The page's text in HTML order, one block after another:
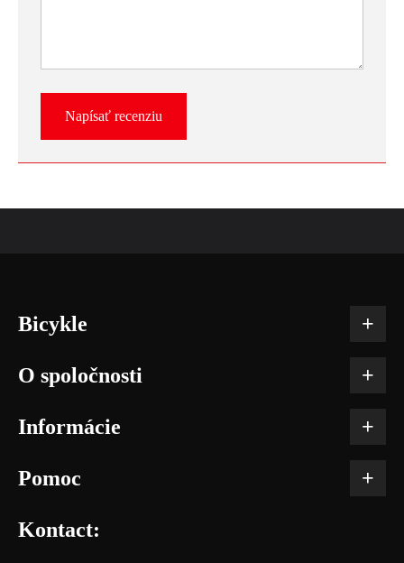
Napísať recenziu
Bicykle
O spoločnosti
Informácie
Pomoc
Kontact: